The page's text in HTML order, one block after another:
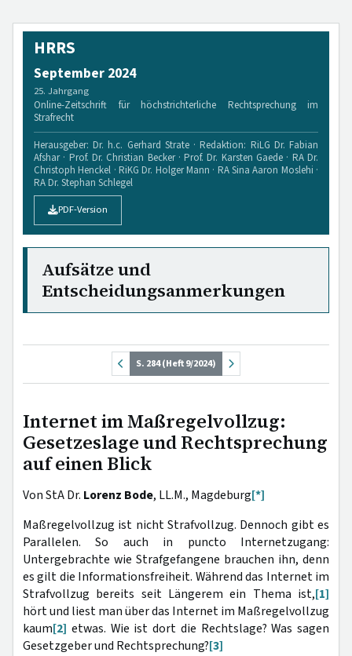
HRRS
September 2024
25. Jahrgang
Online-Zeitschrift für höchstrichterliche Rechtsprechung im
Strafrecht
Herausgeber: Dr. h.c. Gerhard Strate · Redaktion: RiLG Dr. Fabian
Afshar · Prof. Dr. Christian Becker · Prof. Dr. Karsten Gaede · RA Dr.
Christoph Henckel · RiKG Dr. Holger Mann · RA Sina Aaron Moslehi ·
RA Dr. Stephan Schlegel
PDF-Version
Aufsätze und
Entscheidungsanmerkungen
S. 284 (Heft 9/2024)
Internet im Maßregelvollzug:
Gesetzeslage und Rechtsprechung
auf einen Blick
Von StA Dr. Lorenz Bode, LL.M., Magdeburg[*]
Maßregelvollzug ist nicht Strafvollzug. Dennoch gibt es
Parallelen. So auch in puncto Internetzugang:
Untergebrachte wie Strafgefangene brauchen ihn, denn
es gilt die Informationsfreiheit. Während das Internet im
Strafvollzug bereits seit Längerem ein Thema ist,[1]
hört und liest man über das Internet im Maßregelvollzug
kaum[2] etwas. Wie ist dort die Rechtslage? Was sagen
Gesetzgeber und Rechtsprechung?[3]